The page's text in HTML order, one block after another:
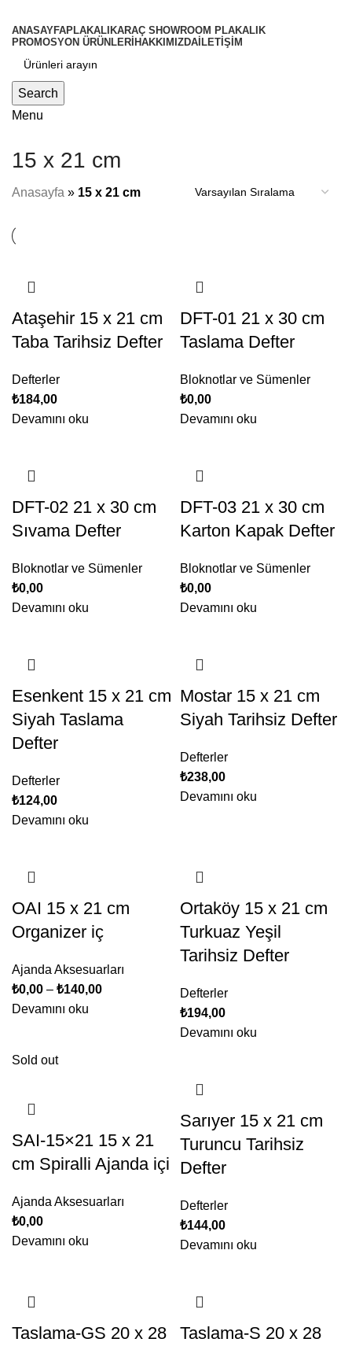
ANASAYFAPLAKALIKARAÇ SHOWROOM PLAKALIK
PROMOSYON ÜRÜNLERİ HAKKIMIZDA İLETİŞİM
Search
Menu
15 x 21 cm
Anasayfa » 15 x 21 cm
Ataşehir 15 x 21 cm
Taba Tarihsiz Defter
Defterler
₺184,00
Devamını oku
DFT-01 21 x 30 cm
Taslama Defter
Bloknotlar ve Sümenler
₺0,00
Devamını oku
DFT-02 21 x 30 cm
Sıvama Defter
Bloknotlar ve Sümenler
₺0,00
Devamını oku
DFT-03 21 x 30 cm
Karton Kapak Defter
Bloknotlar ve Sümenler
₺0,00
Devamını oku
Esenkent 15 x 21 cm
Siyah Taslama
Defter
Defterler
₺124,00
Devamını oku
Mostar 15 x 21 cm
Siyah Tarihsiz Defter
Defterler
₺238,00
Devamını oku
OAI 15 x 21 cm
Organizer iç
Ajanda Aksesuarları
₺0,00 – ₺140,00
Devamını oku
Ortaköy 15 x 21 cm
Turkuaz Yeşil
Tarihsiz Defter
Defterler
₺194,00
Devamını oku
Sold out
SAI-15×21 15 x 21
cm Spiralli Ajanda içi
Ajanda Aksesuarları
₺0,00
Devamını oku
Sarıyer 15 x 21 cm
Turuncu Tarihsiz
Defter
Defterler
₺144,00
Devamını oku
Taslama-GS 20 x 28
Taslama-S 20 x 28